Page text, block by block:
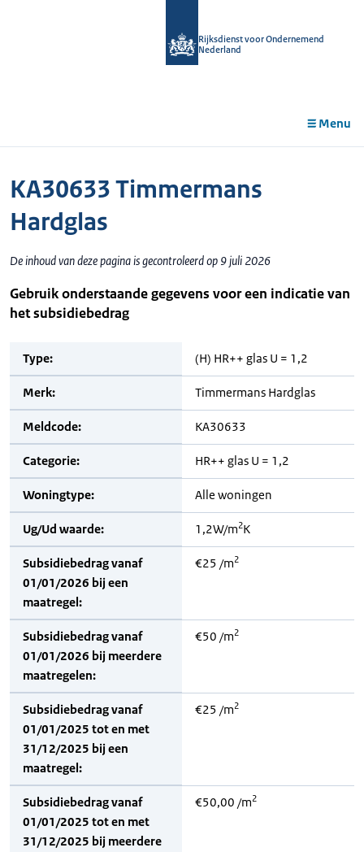
Rijksdienst voor Ondernemend
Nederland
Menu
KA30633 Timmermans
Hardglas
De inhoud van deze pagina is gecontroleerd op 9 juli 2026
Gebruik onderstaande gegevens voor een indicatie van
het subsidiebedrag
Type: (H) HR++ glas U = 1,2
Merk: Timmermans Hardglas
Meldcode: KA30633
Categorie: HR++ glas U = 1,2
Woningtype: Alle woningen
Ug/Ud waarde: 1,2W/m2K
Subsidiebedrag vanaf
01/01/2026 bij een
maatregel:
€25 /m2
Subsidiebedrag vanaf
01/01/2026 bij meerdere
maatregelen:
€50 /m2
Subsidiebedrag vanaf
01/01/2025 tot en met
31/12/2025 bij een
maatregel:
€25 /m2
Subsidiebedrag vanaf
01/01/2025 tot en met
31/12/2025 bij meerdere
€50,00 /m2